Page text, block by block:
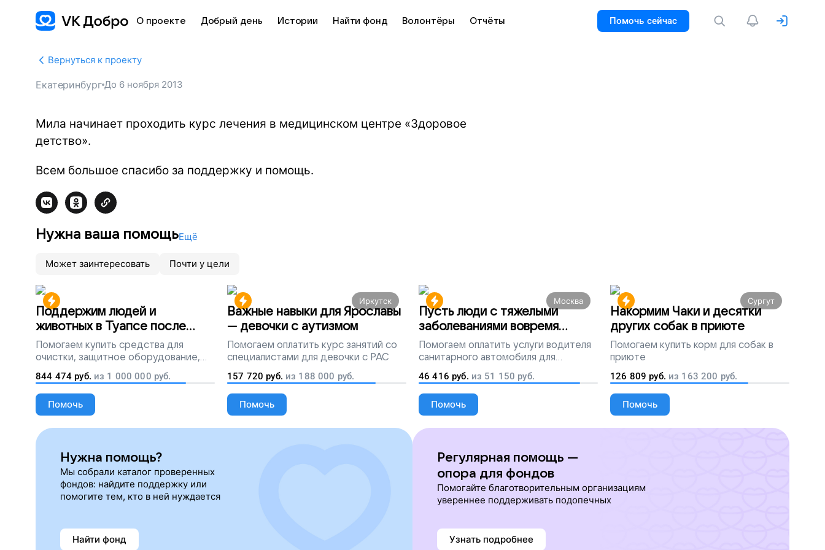
О проекте Добрый день Истории Найти фонд Волонтёры Отчёты Помочь сейчас
Вернуться к проекту
Екатеринбург До 6 ноября 2013
Мила начинает проходить курс лечения в медицинском центре «Здоровое
детство».
Всем большое спасибо за поддержку и помощь.
Нужна ваша помощьЕщё
Может заинтересовать Почти у цели
Поддержим людей и
животных в Туапсе после
разлива мазута
Помогаем купить средства для
очистки, защитное оборудование,
лекарства, корм и предметы первой
необходимости
844 474 руб. из 1 000 000 руб.
Помочь
Иркутск
Важные навыки для Ярославы
— девочки с аутизмом
Помогаем оплатить курс занятий со
специалистами для девочки с РАС
157 720 руб. из 188 000 руб.
Помочь
Москва
Пусть люди с тяжелыми
заболеваниями вовремя
попадут на лечение
Помогаем оплатить услуги водителя
санитарного автомобиля для
перевозки тяжелобольных людей
46 416 руб. из 51 150 руб.
Помочь
Сургут
Накормим Чаки и десятки
других собак в приюте
Помогаем купить корм для собак в
приюте
126 809 руб. из 163 200 руб.
Помочь
Нужна помощь?
Мы собрали каталог проверенных
фондов: найдите поддержку или
помогите тем, кто в ней нуждается
Найти фонд
Регулярная помощь —
опора для фондов
Помогайте благотворительным организациям
увереннее поддерживать подопечных
Узнать подробнее